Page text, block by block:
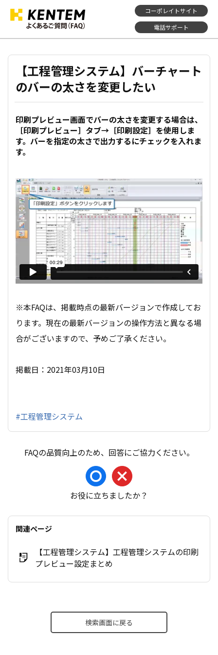
コーポレイトサイト
電話サポート
【工程管理システム】バーチャート
のバーの太さを変更したい
印刷プレビュー画面でバーの太さを変更する場合は、
［印刷プレビュー］タブ→［印刷設定］を使用しま
す。バーを指定の太さで出力するにチェックを入れま
す。
※本FAQは、掲載時点の最新バージョンで作成してお
ります。現在の最新バージョンの操作方法と異なる場
合がございますので、予めご了承ください。
掲載日：2021年03月10日
#工程管理システム
お役に立ちましたか？
関連ページ
【工程管理システム】工程管理システムの印刷
プレビュー設定まとめ
検索画面に戻る